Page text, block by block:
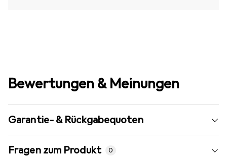
Bewertungen & Meinungen
Garantie- & Rückgabequoten
Fragen zum Produkt 0